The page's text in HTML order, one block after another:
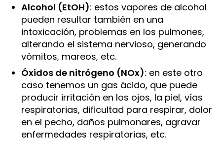
Alcohol (EtOH): estos vapores de alcohol
pueden resultar también en una
intoxicación, problemas en los pulmones,
alterando el sistema nervioso, generando
vómitos, mareos, etc.
Óxidos de nitrógeno (NOx): en este otro
caso tenemos un gas ácido, que puede
producir irritación en los ojos, la piel, vías
respiratorias, dificultad para respirar, dolor
en el pecho, daños pulmonares, agravar
enfermedades respiratorias, etc.